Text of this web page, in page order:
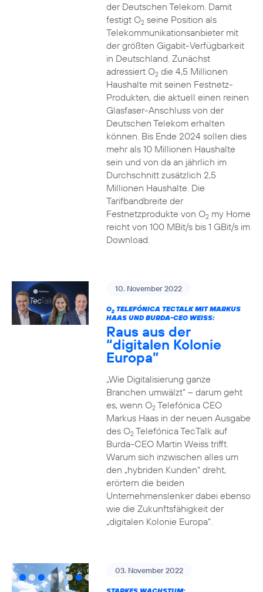
der Deutschen Telekom. Damit
festigt O2seine Position als
Telekommunikationsanbieter mit
der größten Gigabit-Verfügbarkeit
in Deutschland. Zunächst
adressiert O2die 4,5 Millionen
Haushalte mit seinen Festnetz-
Produkten, die aktuell einen reinen
Glasfaser-Anschluss von der
Deutschen Telekom erhalten
können. Bis Ende 2024 sollen dies
mehr als 10 Millionen Haushalte
sein und von da an jährlich im
Durchschnitt zusätzlich 2,5
Millionen Haushalte. Die
Tarifbandbreite der
Festnetzprodukte von O2my Home
reicht von 100 MBit/s bis 1 GBit/s im
Download.
10. November 2022
O2TELEFÓNICA TECTALK MIT MARKUS
HAAS UND BURDA-CEO WEISS:
Raus aus der
“digitalen Kolonie
Europa”
„Wie Digitalisierung ganze
Branchen umwälzt“ – darum geht
es, wenn O2Telefónica CEO
Markus Haas in der neuen Ausgabe
des O2Telefónica TecTalk auf
Burda-CEO Martin Weiss trifft.
Warum sich inzwischen alles um
den „hybriden Kunden“ dreht,
erörtern die beiden
Unternehmenslenker dabei ebenso
wie die Zukunftsfähigkeit der
„digitalen Kolonie Europa“.
03. November 2022